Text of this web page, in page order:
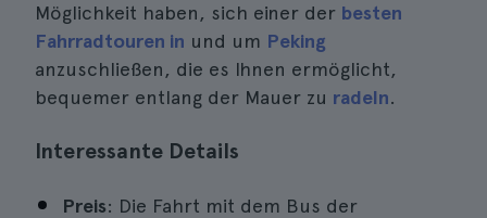
Möglichkeit haben, sich einer der besten
Fahrradtouren in und um Peking
anzuschließen, die es Ihnen ermöglicht,
bequemer entlang der Mauer zu radeln.
Interessante Details
Preis: Die Fahrt mit dem Bus der